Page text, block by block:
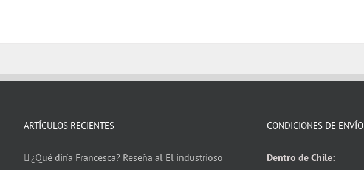
ARTÍCULOS RECIENTES
¿Qué diría Francesca? Reseña al El industrioso
CONDICIONES DE ENVÍO
Dentro de Chile: